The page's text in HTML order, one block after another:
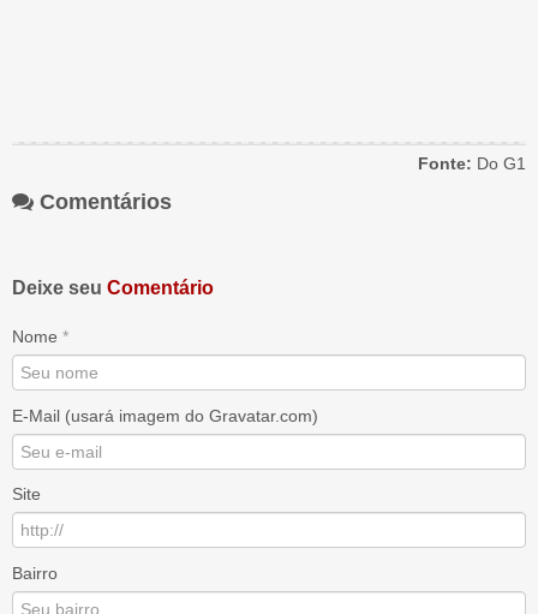
Fonte: Do G1
Comentários
Deixe seu Comentário
Nome *
E-Mail (usará imagem do Gravatar.com)
Site
Bairro